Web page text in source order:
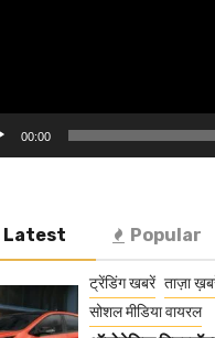
00:00
Latest Popular
ट्रेंडिंग खबरें ताज़ा
सोशल मीडिया वायरल